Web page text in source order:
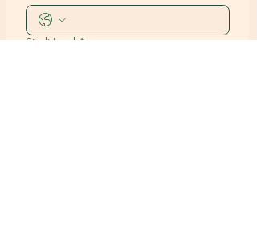
Stadt Land *